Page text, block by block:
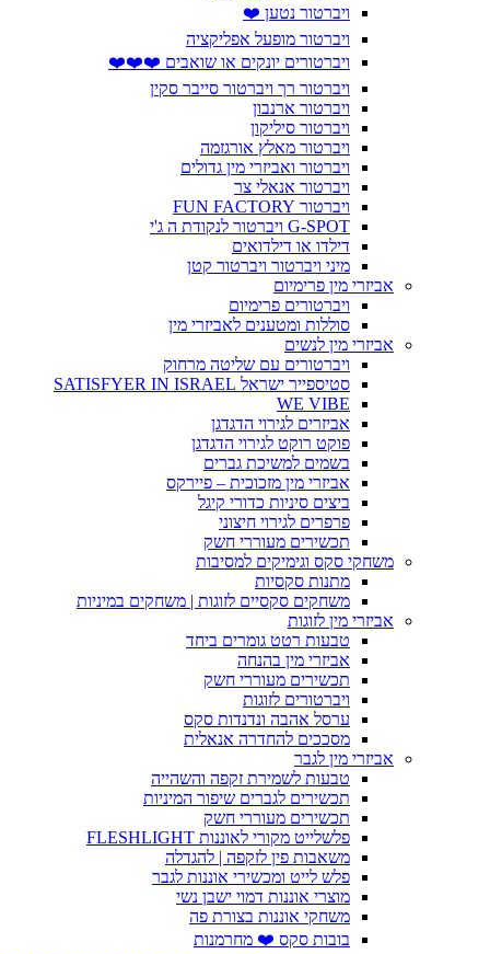
ויברטור נטען ❤️
ויברטור מופעל אפליקציה
ויברטורים יונקים או שואבים ❤️❤️❤️
ויברטור רך ויברטור סייבר סקין
ויברטור ארנבון
ויברטור סיליקון
ויברטור מאלץ אורגזמה
ויברטור ואביזרי מין גדולים
ויברטור אנאלי צר
ויברטור FUN FACTORY
G-SPOT ויברטור לנקודת ה ג'י
דילדו או דילדואים
מיני ויברטור ויברטור קטן
אביזרי מין פרימיום
ויברטורים פרימיום
סוללות ומטענים לאביזרי מין
אביזרי מין לנשים
ויברטורים עם שליטה מרחוק
סטיספייר ישראל SATISFYER IN ISRAEL
WE VIBE
אביזרים לגירוי הדגדגן
פוקט רוקט לגירוי הדגדגן
בשמים למשיכת גברים
אביזרי מין מזכוכית – פיירקס
ביצים סיניות כדורי קיגל
פרפרים לגירוי חיצוני
תכשירים מעוררי חשק
משחקי סקס וגימיקים למסיבות
מתנות סקסיות
משחקים סקסיים לזוגות | משחקים במיניות
אביזרי מין לזוגות
טבעות רטט גומרים ביחד
אביזרי מין בהנחה
תכשירים מעוררי חשק
ויברטורים לזוגות
ערסל אהבה ונדנדות סקס
מסככים להחדרה אנאלית
אביזרי מין לגבר
טבעות לשמירת זקפה והשהייה
תכשירים לגברים שיפור המיניות
תכשירים מעוררי חשק
פלשלייט מקורי לאוננות FLESHLIGHT
משאבות פין לזקפה | להגדלה
פלש לייט ומכשירי אוננות לגבר
מוצרי אוננות דמוי ישבן נשי
משחקי אוננות בצורת פה
בובות סקס ❤️ מחרמנות